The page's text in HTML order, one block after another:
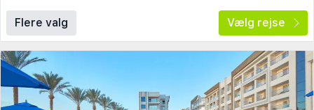
Flere valg Vælg rejse